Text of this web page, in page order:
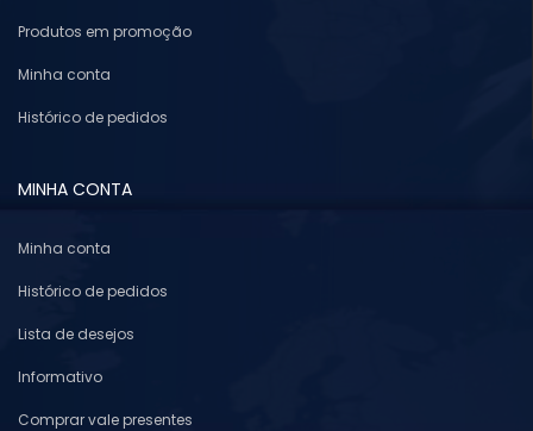
Produtos em promoção
Minha conta
Histórico de pedidos
MINHA CONTA
Minha conta
Histórico de pedidos
Lista de desejos
Informativo
Comprar vale presentes